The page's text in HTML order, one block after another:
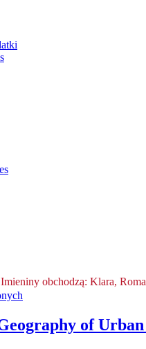
Imieniny obchodzą: Klara,
of